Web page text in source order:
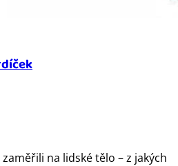
na lidské tělo – z jakých